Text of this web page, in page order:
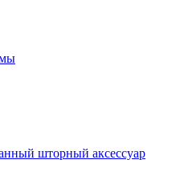
шторный аксессуар